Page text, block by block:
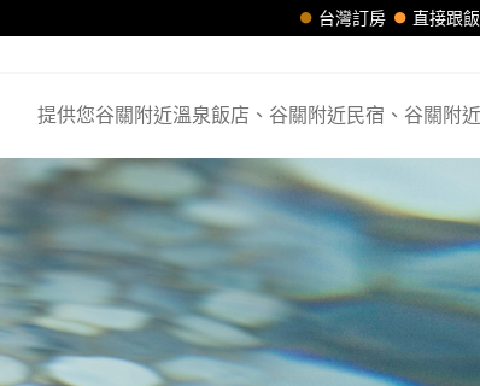
直接跟
台灣訂房
提供您谷關附近溫泉飯店、谷關附近民宿、谷關